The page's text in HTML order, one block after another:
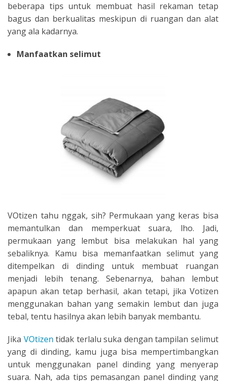
beberapa tips untuk membuat hasil rekaman tetap
bagus dan berkualitas meskipun di ruangan dan alat
yang ala kadarnya.
Manfaatkan selimut
VOtizen tahu nggak, sih? Permukaan yang keras bisa
memantulkan dan memperkuat suara, lho. Jadi,
permukaan yang lembut bisa melakukan hal yang
sebaliknya. Kamu bisa memanfaatkan selimut yang
ditempelkan di dinding untuk membuat ruangan
menjadi lebih tenang. Sebenarnya, bahan lembut
apapun akan tetap berhasil, akan tetapi, jika Votizen
menggunakan bahan yang semakin lembut dan juga
tebal, tentu hasilnya akan lebih banyak membantu.
Jika VOtizen tidak terlalu suka dengan tampilan selimut
yang di dinding, kamu juga bisa mempertimbangkan
untuk menggunakan panel dinding yang menyerap
suara. Nah, ada tips pemasangan panel dinding yang